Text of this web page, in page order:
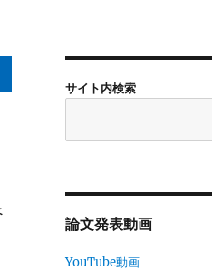
サイト内検索
論文発表動画
YouTube動画